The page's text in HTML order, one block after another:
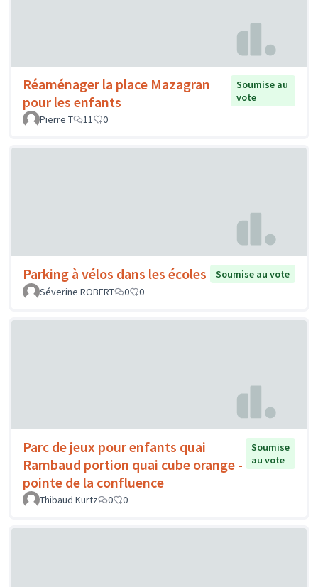
Réaménager la place Mazagran
pour les enfants
Soumise au
vote
Pierre T
11 0
Parking à vélos dans les écoles
Soumise au vote
Séverine ROBERT
0 0
Parc de jeux pour enfants quai
Rambaud portion quai cube orange -
pointe de la confluence
Soumise
au vote
Thibaud Kurtz 0 0